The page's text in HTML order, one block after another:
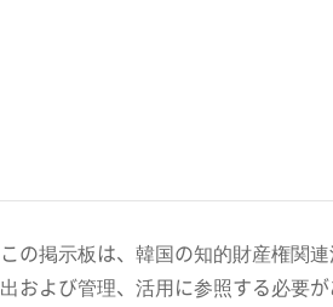
この掲示板は、韓国の知的財産権関
出および管理、活用に参照する必要